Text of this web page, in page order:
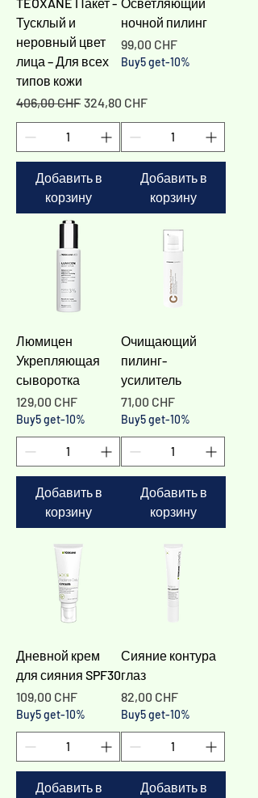
Тусклый и
неровный цвет
лица – Для всех
типов кожи
Обычная цена
406,00 CHF Цена со скидкой
324,80 CHF
Добавить в
корзину
ночной пилинг
Цена
99,00 CHF
Buy5 get-10%
Добавить в
корзину
Люмицен
Укрепляющая
сыворотка
Цена
129,00 CHF
Buy5 get-10%
Добавить в
корзину
Очищающий
пилинг-
усилитель
Цена
71,00 CHF
Buy5 get-10%
Добавить в
корзину
Дневной крем
для сияния SPF30
Цена
109,00 CHF
Buy5 get-10%
Добавить в
Сияние контура
глаз
Цена
82,00 CHF
Buy5 get-10%
Добавить в